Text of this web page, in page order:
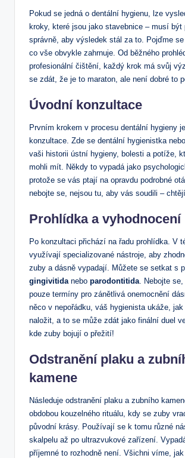
Pokud se jedná o dentální hygienu, lze
kroky, které jsou jako stavebnice – musí být
správně, aby výsledek stál za to. Pojďme
co vše obvykle zahrnuje. Od běžného
profesionální čištění, každý krok má svůj
se zdát, že je to maraton, ale není dobré to
Úvodní konzultace
Prvním krokem v procesu dentální hygieny
konzultace. Zde se dentální hygienistka
vaši historii ústní hygieny, bolesti a potíže,
mohli mít. Někdy to vypadá jako
protože se vás ptají na opravdu podrobné
nebojte se, nejsou tu, aby vás soudili –
Prohlídka a vyhodnocení
Po konzultaci přichází na řadu prohlídka. V
využívají specializované nástroje, aby
zuby a dásně vypadají. Můžete se setkat s
gingivitidanebo parodontitida. Nebojte
pouze termíny pro zánětlivá onemocnění
něco v nepořádku, váš hygienista ukáže,
naložit, a to se může zdát jako finální duel
kde zuby bojují o přežití!
Odstranění plaku a
kamene
Následuje odstranění plaku a zubního
obdobou kouzelného rituálu, kdy se zuby
původní krásy. Používají se k tomu různé
skalpelu až po ultrazvukové zařízení.
příjemné to rozhodně není. Všichni víme,